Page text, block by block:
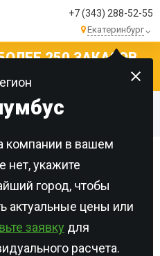
+7 (343) 288-52-55
Екатеринбург
компании в вашем
нет, укажите
город, чтобы
актуальные цены или
заявку для
расчета.
250 ЗАКАЗОВ
ДЕНЬ!
дератизации
в помещениях и на
и других грызунов-